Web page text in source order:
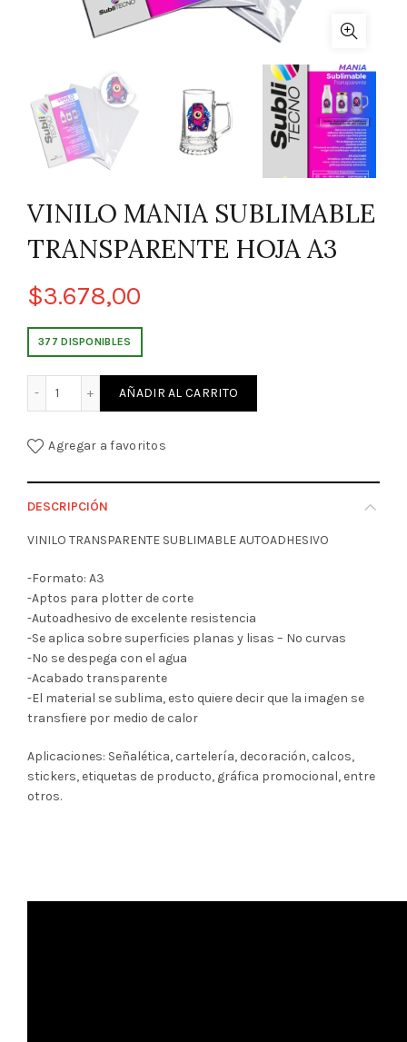
VINILO MANIA SUBLIMABLE
TRANSPARENTE HOJA A3
$3.678,00
377 DISPONIBLES
VINILO MANIA SUBLIMABLE TRANSPARENTE HOJA A3
AÑADIR AL CARRITO
Agregar a favoritos
DESCRIPCIÓN
VINILO TRANSPARENTE SUBLIMABLE AUTOADHESIVO
-Formato: A3
-Aptos para plotter de corte
-Autoadhesivo de excelente resistencia
-Se aplica sobre superficies planas y lisas – No curvas
-No se despega con el agua
-Acabado transparente
-El material se sublima, esto quiere decir que la imagen se
transfiere por medio de calor
Aplicaciones: Señalética, cartelería, decoración, calcos,
stickers, etiquetas de producto, gráfica promocional, entre
otros.